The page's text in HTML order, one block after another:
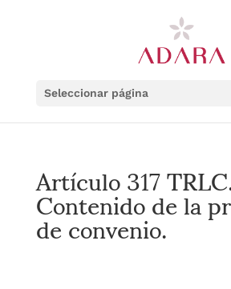
Seleccionar página
Artículo 317
Contenido de la
de convenio.